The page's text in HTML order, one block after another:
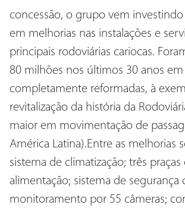
concessão, o grupo vem
em melhorias nas instalações e
principais rodoviárias cariocas.
80 milhões nos últimos 30 anos em
completamente reformadas, à
revitalização da história da
maior em movimentação de
América Latina).Entre as melhorias
sistema de climatização; três praças
alimentação; sistema de segurança
monitoramento por 55 câmeras;